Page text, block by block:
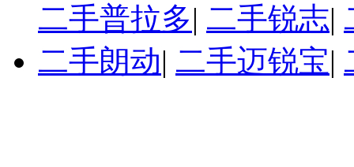
二手普拉多| 二手锐志|
二手朗动| 二手迈锐宝|